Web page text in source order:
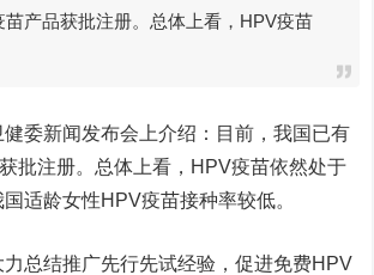
苗产品获批注册。总体上看，HPV疫苗
新闻发布会上介绍：目前，我国已有
批注册。总体上看，HPV疫苗依然处于
适龄女性HPV疫苗接种率较低。
结推广先行先试经验，促进免费HPV